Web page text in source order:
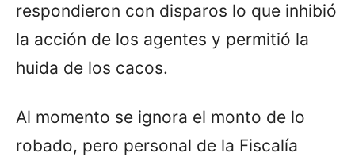
respondieron con disparos lo que inhibió
la acción de los agentes y permitió la
huida de los cacos.
Al momento se ignora el monto de lo
robado, pero personal de la Fiscalía